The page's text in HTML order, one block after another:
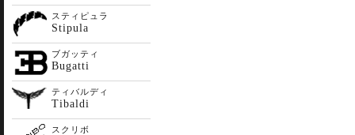
スティピュラ
Stipula
ブガッティ
Bugatti
ティバルディ
Tibaldi
スクリボ